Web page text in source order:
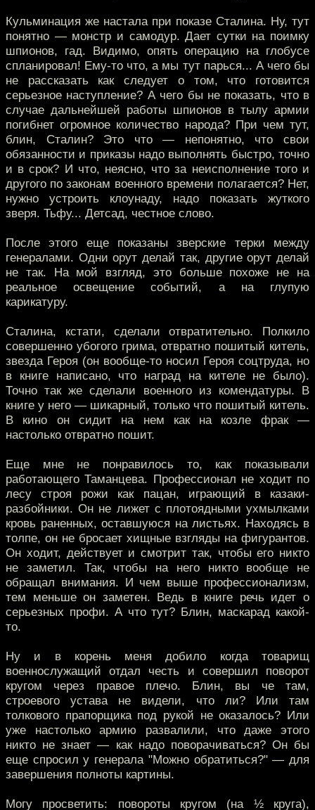
Кульминация же настала при показе Сталина. Ну, тут
понятно — монстр и самодур. Дает сутки на поимку
шпионов, гад. Видимо, опять операцию на глобусе
спланировал! Ему-то что, а мы тут парься... А чего бы
не рассказать как следует о том, что готовится
серьезное наступление? А чего бы не показать, что в
случае дальнейшей работы шпионов в тылу армии
погибнет огромное количество народа? При чем тут,
блин, Сталин? Это что — непонятно, что свои
обязанности и приказы надо выполнять быстро, точно
и в срок? И что, неясно, что за неисполнение того и
другого по законам военного времени полагается? Нет,
нужно устроить клоунаду, надо показать жуткого
зверя. Тьфу... Детсад, честное слово.
После этого еще показаны зверские терки между
генералами. Одни орут делай так, другие орут делай
не так. На мой взгляд, это больше похоже не на
реальное освещение событий, а на глупую
карикатуру.
Сталина, кстати, сделали отвратительно. Полкило
совершенно убогого грима, отвратно пошитый китель,
звезда Героя (он вообще-то носил Героя соцтруда, но
в книге написано, что наград на кителе не было).
Точно так же сделали военного из комендатуры. В
книге у него — шикарный, только что пошитый китель.
В кино он сидит на нем как на козле фрак —
настолько отвратно пошит.
Еще мне не понравилось то, как показывали
работающего Таманцева. Профессионал не ходит по
лесу строя рожи как пацан, играющий в казаки-
разбойники. Он не лижет с плотоядными ухмылками
кровь раненных, оставшуюся на листьях. Находясь в
толпе, он не бросает хищные взгляды на фигурантов.
Он ходит, действует и смотрит так, чтобы его никто
не заметил. Так, чтобы на него никто вообще не
обращал внимания. И чем выше профессионализм,
тем меньше он заметен. Ведь в книге речь идет о
серьезных профи. А что тут? Блин, маскарад какой-
то.
Ну и в корень меня добило когда товарищ
военнослужащий отдал честь и совершил поворот
кругом через правое плечо. Блин, вы че там,
строевого устава не видели, что ли? Или там
толкового прапорщика под рукой не оказалось? Или
уже настолько армию развалили, что даже этого
никто не знает — как надо поворачиваться? Он бы
еще спросил у генерала "Можно обратиться?" — для
завершения полноты картины.
Могу просветить: повороты кругом (на ½ круга),